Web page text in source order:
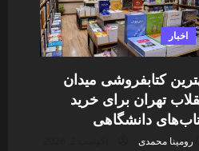
اخبار
کتابفروشی میدان
تهران برای خرید
دانشگاهی
رومینا محمدی